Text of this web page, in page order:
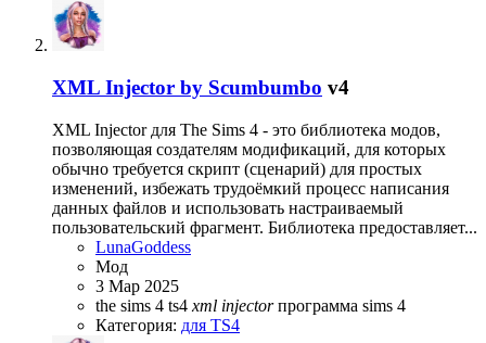
XML Injector by Scumbumbo v4
XML Injector для The Sims 4 - это библиотека модов,
позволяющая создателям модификаций, для которых
обычно требуется скрипт (сценарий) для простых
изменений, избежать трудоёмкий процесс написания
данных файлов и использовать настраиваемый
пользовательский фрагмент. Библиотека предоставляет...
LunaGoddess
Мод
3 Мар 2025
the sims 4 ts4 xml injector программа sims 4
Категория: для TS4